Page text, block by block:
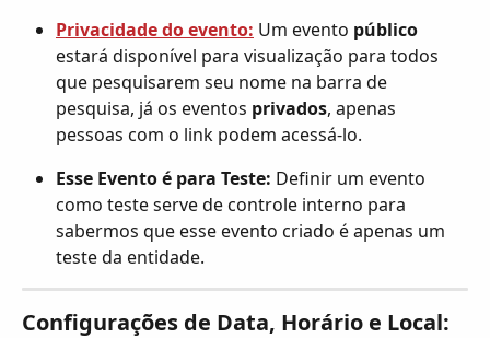
Privacidade do evento: Um evento público
estará disponível para visualização para todos
que pesquisarem seu nome na barra de
pesquisa, já os eventos privados, apenas
pessoas com o link podem acessá-lo.
Esse Evento é para Teste: Definir um evento
como teste serve de controle interno para
sabermos que esse evento criado é apenas um
teste da entidade.
Configurações de Data, Horário e Local: